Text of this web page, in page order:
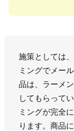
施策としては
ミングでメー
品は、ラーメ
してもらって
ミングが完全
ります。商品